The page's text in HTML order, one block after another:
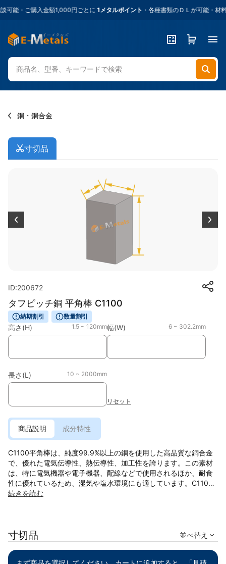
能・ご購入金額1,000円ごとに 1メタルポイント・各種書類のＤＬが可能・材料
銅・銅合金
寸切品
ID:200672
タフピッチ銅 平角棒 C1100
納期割引 数量割引
高さ(H) 1.5 ~ 120mm幅(W) 6 ~ 302.2mm
長さ(L) 10 ~ 2000mm
リセット
商品説明 成分特性
C1100平角棒は、純度99.9%以上の銅を使用した高品質な銅合金
で、優れた電気伝導性、熱伝導性、加工性を誇ります。この素材
は、特に電気機器や電子機器、配線などで使用されるほか、耐食
性に優れているため、湿気や塩水環境にも適しています。C1100
銅は、金属の中でも特に高い電気伝導性を有しており、電気・電
電気配線や回路に最適です。電気機器の部品に使用することで、
効率的なエネルギー伝達を実現します。
◎優れた熱伝導性： 高い熱伝導性により、熱が発生する環境でも
続きを読む
寸切品 並べ替え